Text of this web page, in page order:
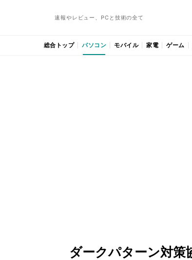
速報やレビュー、PCと技術の全て
総合トップ パソコン モバイル 家電 ゲーム
ダークパターン対策